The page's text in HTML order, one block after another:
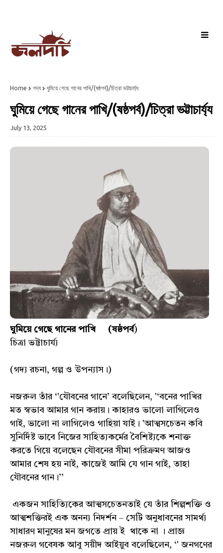
Home গদ্য ঘুমিয়ে গেছে গানের পাখি/(ষষ্ঠপর্ব)/চিত্রা ভট্টাচার্য্য
ঘুমিয়ে গেছে গানের পাখি/(ষষ্ঠপর্ব)/চিত্রা ভট্টাচার্য্য
July 13, 2025
ঘুমিয়ে গেছে গানের পাখি (ষষ্ঠপর্ব)
চিত্রা ভট্টাচার্য্য
(গদ্য রচনা, গল্প ও উপন্যাস।)
নজরুল তাঁর ‘'যৌবনের গানে’ বলেছিলেন, '‘বনের পাখির
মত স্বভাব আমার গান করায়। কাহারও ভালো লাগিলেও
গাই, ভালো না লাগিলেও গাহিয়া যাই। 'আত্মসচেতন কবি
সুনির্দিষ্ট ভাবে নিজের সাহিত্যকর্মের বৈশিষ্ট্যকে শনাক্ত
করতে গিয়ে বলেছেন যৌবনের সীমা পরিক্রমণ আজও
আমার শেষ হয় নাই, কাজেই আমি যে গান গাই, তাহা
যৌবনের গান।’’
একজন সাহিত্যিকের আত্মসচেতনতাই যে তাঁর শিল্পশক্তি ও
আত্মশক্তিরই এক অনন্য নিদর্শন – সেটি অনুধাবনের সামর্থ্য
সাধারণ মানুষের মন জগতে প্রায় ই থাকে না । প্রাজ্ঞ
নজরুল গবেষক আবু সয়ীদ আইয়ুব বলেছিলেন, ‘' জনগণের